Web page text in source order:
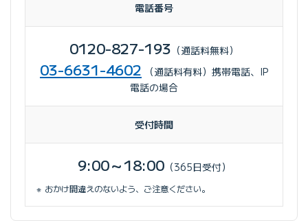
電話番号
0120-827-193 （通話料無料）
03-6631-4602 （通話料有料）携帯電話、IP
電話の場合
受付時間
9:00～18:00（365日受付）
おかけ間違えのないよう、ご注意ください。